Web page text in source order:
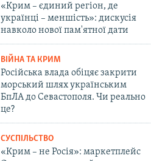
«Крим – єдиний регіон, де
українці – меншість»: дискусія
навколо нової пам'ятної дати
ВІЙНА ТА КРИМ
Російська влада обіцяє закрити
морський шлях українським
БпЛА до Севастополя. Чи реально
це?
СУСПІЛЬСТВО
«Крим – не Росія»: маркетплейс